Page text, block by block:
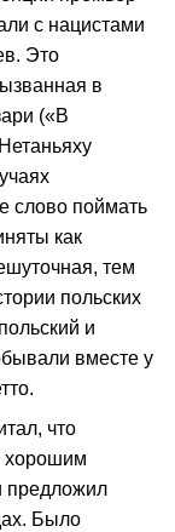
с нацистами
Это
в
(«В
слово поймать
как
тем
польских
и
вместе у
что
хорошим
предложил
Было